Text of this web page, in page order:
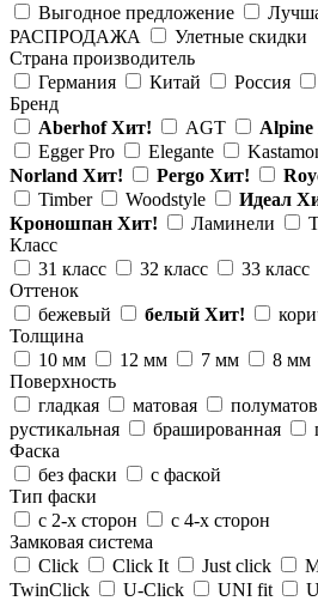
Выгодное предложение
РАСПРОДАЖА
Улетные скидки
Страна производитель
Германия
Китай Россия
Бренд
AberhofХит! AGT Alpine
Egger Pro
Elegante
Norland Хит! Pergo Хит!
Timber
Woodstyle Идеал
Кроношпан Хит! Ламинели
Класс
31 класс
32 класс 33 класс
Оттенок
бежевый
белый Хит!
Толщина
10 мм
12 мм 7 мм 8 мм
Поверхность
гладкая
матовая
рустикальная
брашированная
Фаска
без фаски
с фаской
Тип фаски
с 2-х сторон
с 4-х сторон
Замковая система
Click
Click It Just click
TwinClick
U-Click UNI fit